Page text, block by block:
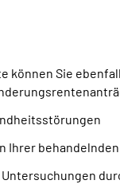
können Sie
Ihrer
Untersuchungen